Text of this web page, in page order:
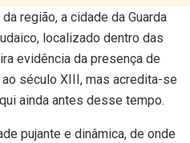
região, a cidade da Guarda
localizado dentro das
evidência da presença de
século XIII, mas acredita-se
ainda antes desse tempo.
pujante e dinâmica, de onde